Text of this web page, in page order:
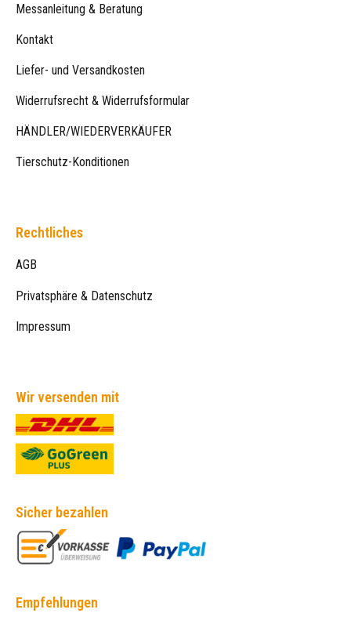
Messanleitung & Beratung
Kontakt
Liefer- und Versandkosten
Widerrufsrecht & Widerrufsformular
HÄNDLER/WIEDERVERKÄUFER
Tierschutz-Konditionen
Rechtliches
AGB
Privatsphäre & Datenschutz
Impressum
Wir versenden mit
Sicher bezahlen
Empfehlungen